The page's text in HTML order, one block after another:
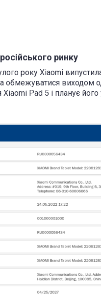
ринку
року Xiaomi
виходом
Pad 5 і планує